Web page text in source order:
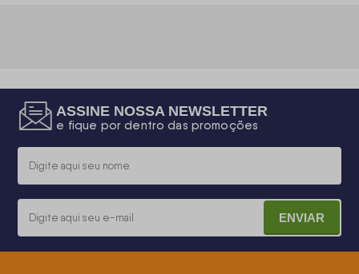
ASSINE NOSSA NEWSLETTER
e fique por dentro das promoções
ENVIAR